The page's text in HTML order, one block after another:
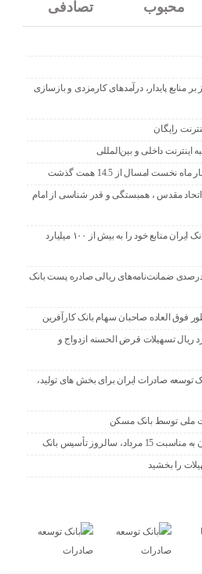
محبوب تصادفی
بر منابع پایدار، درآمدهای کارمزدی و بازسازی
رایگان
داخلی و بین‌المللی
امسال از 14.5 همت گذشت
اتحاد مقدس ، همبستگی و قدر شناسی از امام
275باجه بانکی روستایی پست بانک ایران منابع خود را به بیش از ۱۰۰ میلیارد
۷۰ درصدی منابع و ۱۳۲ درصدی ضمانت‌نامه‌های ریالی صادره پست بانک
فوق العاده صاحبان سهام بانک کارآفرین
32 هزار میلیارد ریال تسهیلات قرض الحسنه ازدواج و
بانک توسعه صادرات ایران برای بخش های تولید،
سالروز تأسیس بانک
را بخشید